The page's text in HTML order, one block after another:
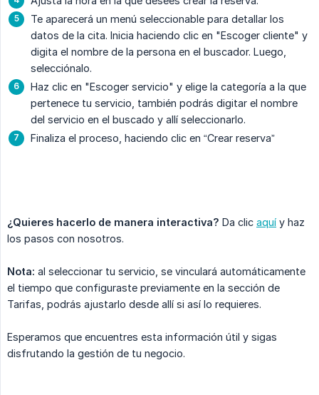
Te aparecerá un menú seleccionable para detallar los
datos de la cita. Inicia haciendo clic en "Escoger cliente" y
digita el nombre de la persona en el buscador. Luego,
selecciónalo.
Haz clic en "Escoger servicio" y elige la categoría a la que
pertenece tu servicio, también podrás digitar el nombre
del servicio en el buscado y allí seleccionarlo.
Finaliza el proceso, haciendo clic en “Crear reserva”
¿Quieres hacerlo de manera interactiva? Da clic aquí y haz
los pasos con nosotros.
Nota: al seleccionar tu servicio, se vinculará automáticamente
el tiempo que configuraste previamente en la sección de
Tarifas, podrás ajustarlo desde allí si así lo requieres.
Esperamos que encuentres esta información útil y sigas
disfrutando la gestión de tu negocio.